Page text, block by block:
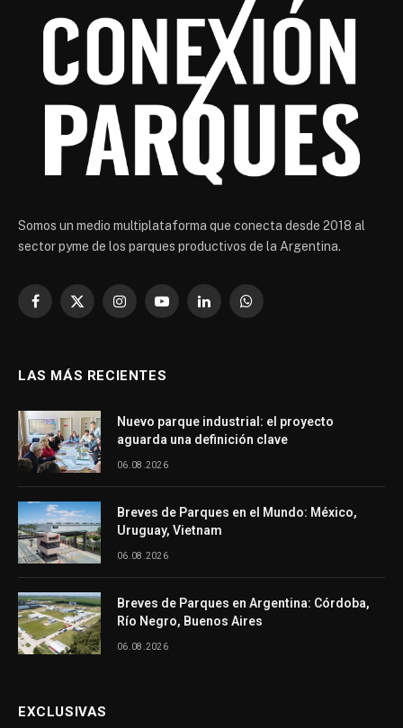
Somos un medio multiplataforma que conecta desde 2018 al
sector pyme de los parques productivos de la Argentina.
Facebook
X
InstagramYouTubeLinkedInWhatsApp
LAS MÁS RECIENTES
Nuevo parque industrial: el proyecto
aguarda una definición clave
06.08.2026
Breves de Parques en el Mundo: México,
Uruguay, Vietnam
06.08.2026
Breves de Parques en Argentina: Córdoba,
Río Negro, Buenos Aires
06.08.2026
EXCLUSIVAS